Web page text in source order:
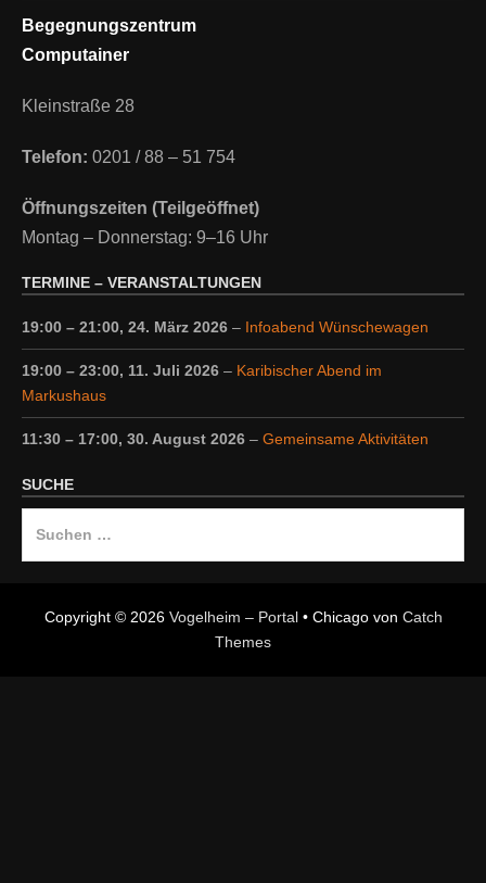
Begegnungszentrum
Computainer
Kleinstraße 28
Telefon: 0201 / 88 – 51 754
Öffnungszeiten (Teilgeöffnet)
Montag – Donnerstag: 9–16 Uhr
TERMINE – VERANSTALTUNGEN
19:00 – 21:00, 24. März 2026 – Infoabend Wünschewagen
19:00 – 23:00, 11. Juli 2026 – Karibischer Abend im
Markushaus
11:30 – 17:00, 30. August 2026 – Gemeinsame Aktivitäten
SUCHE
Copyright © 2026 Vogelheim – Portal• Chicago von Catch
Themes